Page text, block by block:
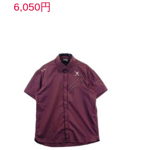
6,050円